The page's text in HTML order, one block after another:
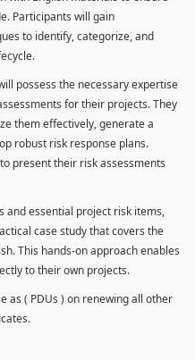
Participants will gain
to identify, categorize, and
possess the necessary expertise
for their projects. They
them effectively, generate a
robust risk response plans.
present their risk assessments
and essential project risk items,
case study that covers the
This hands-on approach enables
to their own projects.
as ( PDUs ) on renewing all other